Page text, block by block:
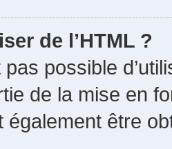
de l’HTML ?
pas possible
de la mise en
également être